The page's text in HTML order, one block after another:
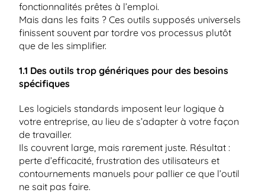
fonctionnalités prêtes à l’emploi.
Mais dans les faits ? Ces outils supposés universels
finissent souvent par tordre vos processus plutôt
que de les simplifier.
1.1 Des outils trop génériques pour des besoins
spécifiques
Les logiciels standards imposent leur logique à
votre entreprise, au lieu de s’adapter à votre façon
de travailler.
Ils couvrent large, mais rarement juste. Résultat :
perte d’efficacité, frustration des utilisateurs et
contournements manuels pour pallier ce que l’outil
ne sait pas faire.